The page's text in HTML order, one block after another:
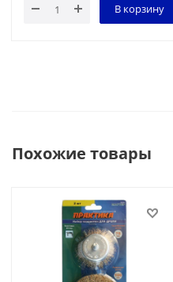
В корзину
Похожие товары